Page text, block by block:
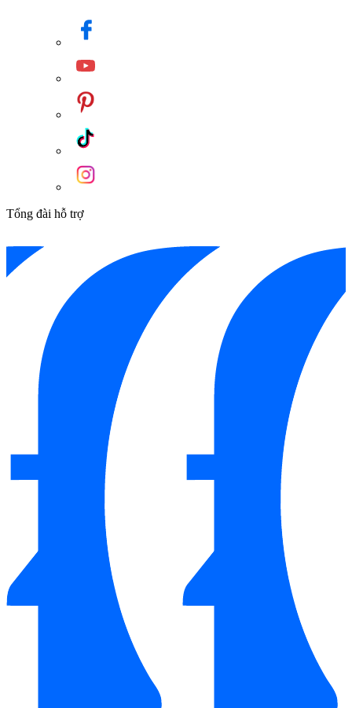
tế và sang trọng.
Tính năng của Chậu Rửa Mặt TOTO Đặt Bàn Trắng Mờ
LT4715MTG17#CMW
Công nghệ LINEAR CERAM và CeFiONtect chưa bao giờ là
sự kết hợp thất bại. Sự kết hợp hoàn hảo đó không chỉ giúp
Lavabo TOTO Đặt Bàn
còn giúp cho việc lau chùi, vệ sinh trở nên vô cùng dễ dàng.
Chống lại sự tích tụ của các vi khuẩn gây hại, các vết bẩn và
các vết xước.
Kiểu dáng lạ mắt, góc cạnh cá tính cùng thiết kế thông minh,
LT4704G17#XW luôn là sự lựa chọn tối ưu cho mọi không
Bề mặt sáng bóng, nhẵn mịn toát lên vẻ sang
trọng, màu trắng mờ tự nhiên đặc sắc. Tất cả tạo nên một mảnh
ghép hoàn hảo cho nhà tắm của bạn.
Bản vẽ
Chậu Rửa Mặt TOTO Đặt Bàn Trắng Mờ
LT4715MTG17#CMW
Chậu Rửa Mặt TOTO Đặt Bàn Trắng Mờ
LT4715MTG17#CMW chính là một sản phẩm thiết bị vệ sinh
cho nhà tắm mà bạn không thể bỏ qua.
Tổng đài hỗ trợ